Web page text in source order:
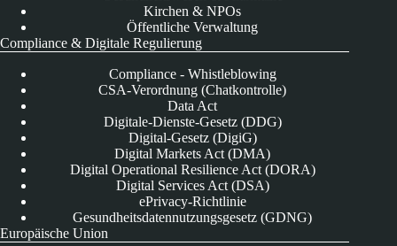
Kirchen & NPOs
Öffentliche Verwaltung
Compliance & Digitale Regulierung
Compliance - Whistleblowing
CSA-Verordnung (Chatkontrolle)
Data Act
Digitale-Dienste-Gesetz (DDG)
Digital-Gesetz (DigiG)
Digital Markets Act (DMA)
Digital Operational Resilience Act (DORA)
Digital Services Act (DSA)
ePrivacy-Richtlinie
Gesundheitsdatennutzungsgesetz (GDNG)
Europäische Union